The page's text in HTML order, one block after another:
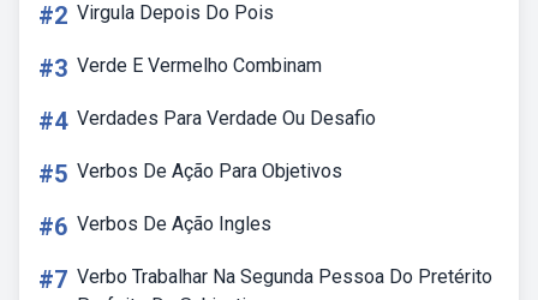
#2 Virgula Depois Do Pois
#3 Verde E Vermelho Combinam
#4 Verdades Para Verdade Ou Desafio
#5 Verbos De Ação Para Objetivos
#6 Verbos De Ação Ingles
#7 Verbo Trabalhar Na Segunda Pessoa Do Pretérito